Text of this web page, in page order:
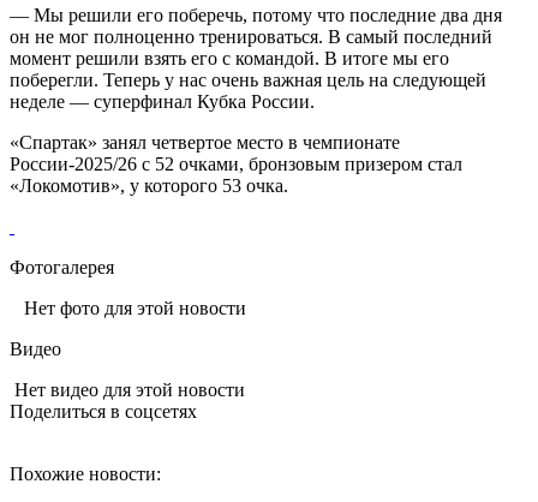
— Мы решили его поберечь, потому что последние два дня
он не мог полноценно тренироваться. В самый последний
момент решили взять его с командой. В итоге мы его
поберегли. Теперь у нас очень важная цель на следующей
неделе — суперфинал Кубка России.
«Спартак» занял четвертое место в чемпионате
России-2025/26 с 52 очками, бронзовым призером стал
«Локомотив», у которого 53 очка.
Фотогалерея
Нет фото для этой новости
Видео
Нет видео для этой новости
Поделиться в соцсетях
Похожие новости: